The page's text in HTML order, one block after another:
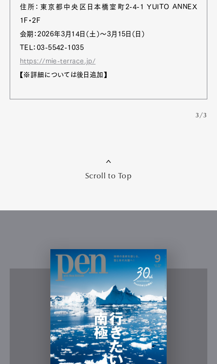
住所：東京都中央区日本橋室町2-4-1 YUITO ANNEX
1F・2F
会期：2026年3月14日（土）〜3月15日（日）
TEL：03-5542-1035
https://mie-terrace.jp/
【※詳細については後日追加】
3/3
Scroll to Top